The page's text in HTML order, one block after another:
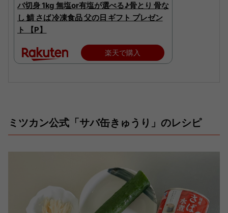
バ切身 1kg 無塩or有塩が選べる♪骨とり 骨な
し 鯖 さば 冷凍食品 父の日 ギフト プレゼン
ト 【P】
楽天で購入
ミツカン公式「サバ缶きゅうり」のレシピ